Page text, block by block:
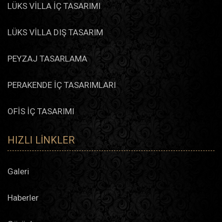
LÜKS VİLLA İÇ TASARIMI
LÜKS VİLLA DIŞ TASARIM
PEYZAJ TASARLAMA
PERAKENDE İÇ TASARIMLARI
OFİS İÇ TASARIMI
HIZLI LINKLER
Galeri
Haberler